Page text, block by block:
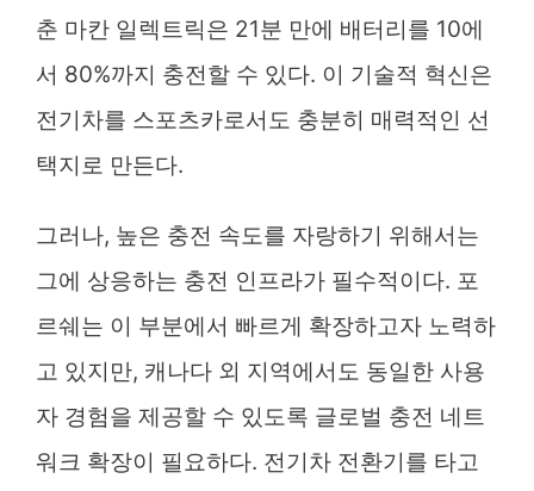
춘 마칸 일렉트릭은 21분 만에 배터리를 10에
서 80%까지 충전할 수 있다. 이 기술적 혁신은
전기차를 스포츠카로서도 충분히 매력적인 선
택지로 만든다.
그러나, 높은 충전 속도를 자랑하기 위해서는
그에 상응하는 충전 인프라가 필수적이다. 포
르쉐는 이 부분에서 빠르게 확장하고자 노력하
고 있지만, 캐나다 외 지역에서도 동일한 사용
자 경험을 제공할 수 있도록 글로벌 충전 네트
워크 확장이 필요하다. 전기차 전환기를 타고